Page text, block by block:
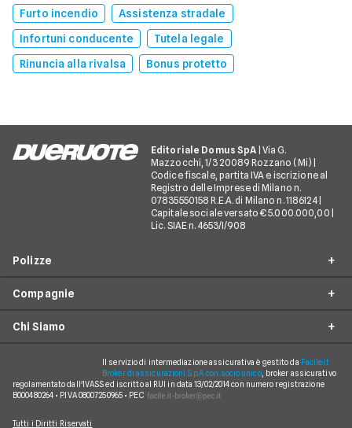
Furto incendio
Assistenza stradale
Infortuni conducente
Tutela legale
Rinuncia alla rivalsa
Bonus protetto
Editoriale Domus SpA | Via G.
Mazzocchi, 1/3 20089 Rozzano (Mi) |
Codice fiscale, partita IVA e iscrizione al
Registro delle Imprese di Milano n.
07835550158 R.E.A. di Milano n. 1186124 |
Capitale sociale versato € 5.000.000,00 |
Lic. SIAE n. 4653/I/908
Polizze
Furto incendio
Assistenza stradale
Tutela legale
Compagnie
Prima Assicurazioni
Genertel
Chi Siamo
In evidenza
Chi siamo
Il servizio di intermediazione assicurativa è gestito da Facile.it
Broker di assicurazioni S.p.A. con socio unico, broker assicurativo
regolamentato dall'IVASS ed iscritto al RUI in data 13/02/2014 con numero registrazione
B000480264 • P.IVA 08007250965 • PEC
Tutti i Diritti Riservati